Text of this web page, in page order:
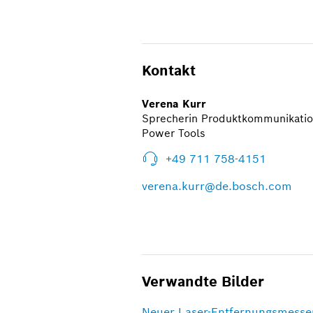
Kontakt
Verena Kurr
Sprecherin
Power Tools
+49 711 758-4151
verena.kurr@de.bosch.com
Verwandte Bilder